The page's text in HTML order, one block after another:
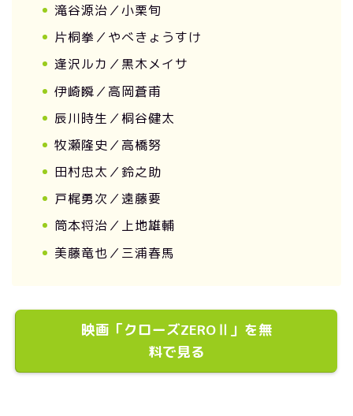
滝谷源治／小栗旬
片桐拳／やべきょうすけ
逢沢ルカ／黒木メイサ
伊崎瞬／高岡蒼甫
辰川時生／桐谷健太
牧瀬隆史／高橋努
田村忠太／鈴之助
戸梶勇次／遠藤要
筒本将治／上地雄輔
美藤竜也／三浦春馬
映画「クローズZEROⅡ」を無
料で見る